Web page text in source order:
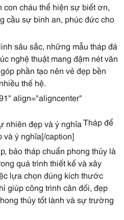
cháu thể hiện sự biết ơn,
cầu sự bình an, phúc đức cho
sâu sắc, những mẫu tháp đá
nghệ thuật mang đậm nét văn
phần tạo nên vẻ đẹp bền
thế hệ.
align="aligncenter"
Tháp để
và ý nghĩa[/caption]
bảo tháp chuẩn phong thủy là
quá trình thiết kế và xây
lựa chọn đúng kích thước
giúp công trình cân đối, đẹp
thủy tốt lành và sự trường